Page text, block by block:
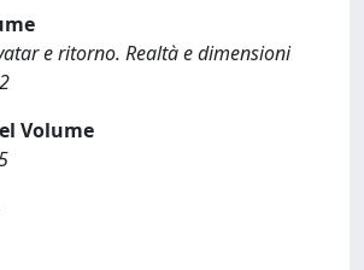
e ritorno. Realtà e dimensioni
Volume